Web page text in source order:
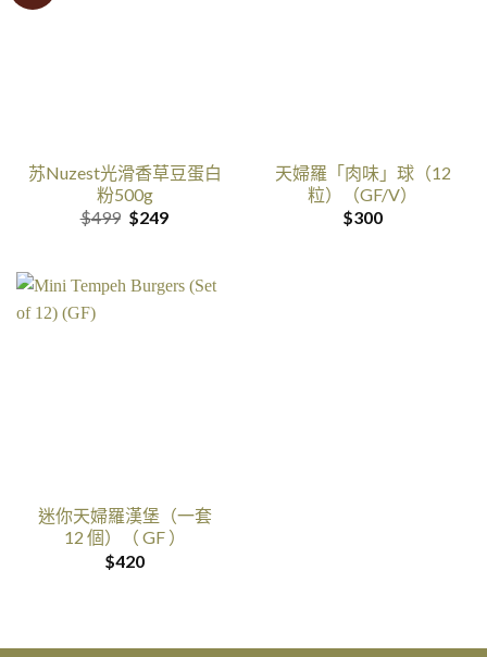
苏Nuzest光滑香草豆蛋白
粉500g
$499 原
$249目
格
天婦羅「肉味」球（12
粒）（GF/V）
$300
迷你天婦羅漢堡（一套
12 個）（ GF ）
$420